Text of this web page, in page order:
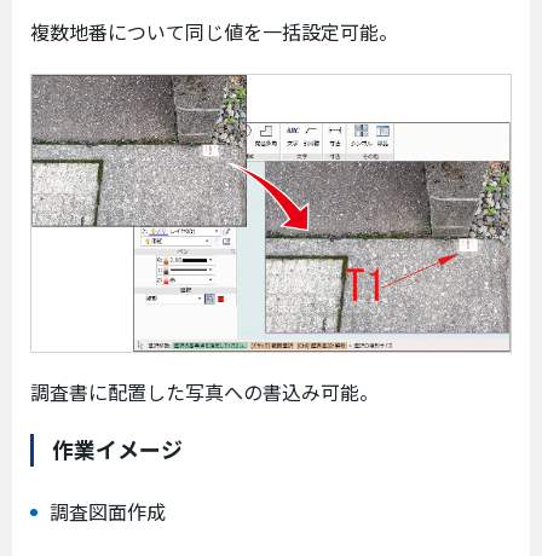
複数地番について同じ値を一括設定可能。
調査書に配置した写真への書込み可能。
作業イメージ
調査図面作成